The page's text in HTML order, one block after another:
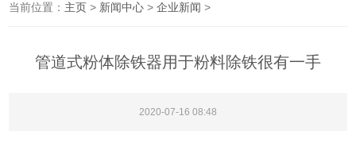
当前位置： 主页 > 新闻中心 >企业新闻 >
管道式粉体除铁器用于粉料除铁很有一手
2020-07-16 08:48